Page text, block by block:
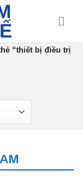
“thiết bị điều trị